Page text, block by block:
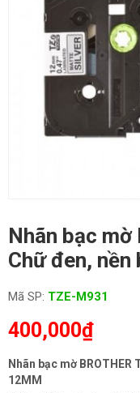
Nhãn bạc
Chữ đen,
Mã SP: TZE-M931
400,000₫
Nhãn bạc mờ BROTHER
12MM